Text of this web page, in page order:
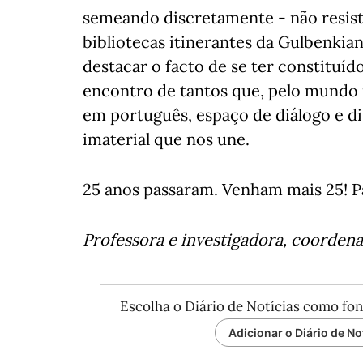
semeando discretamente - não
bibliotecas itinerantes da
destacar o facto de se ter
encontro de tantos que, pelo
em português, espaço de diálogo e
imaterial que nos une.
25 anos passaram. Venham mais 25!
Professora e investigadora,
Escolha o Diário de Notícias como
Adicionar o Diário de